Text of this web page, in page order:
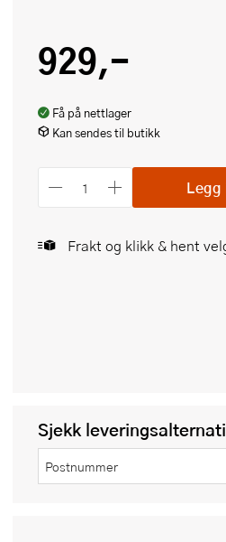
929,-
Få på nettlager
Kan sendes til butikk
Frakt og klikk & hent
Sjekk